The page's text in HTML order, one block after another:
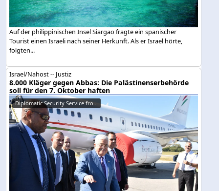
Auf der philippinischen Insel Siargao fragte ein spanischer
Tourist einen Israeli nach seiner Herkunft. Als er Israel hörte,
folgten...
Israel/Nahost -- Justiz
8.000 Kläger gegen Abbas: Die Palästinenserbehörde
soll für den 7. Oktober haften
Diplomatic Security Service fro...